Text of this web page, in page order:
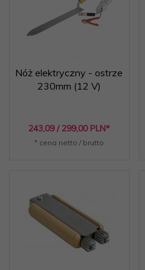
Nóż elektryczny - ostrze
230mm (12 V)
243,09 / 299,00 PLN*
* cena netto / brutto